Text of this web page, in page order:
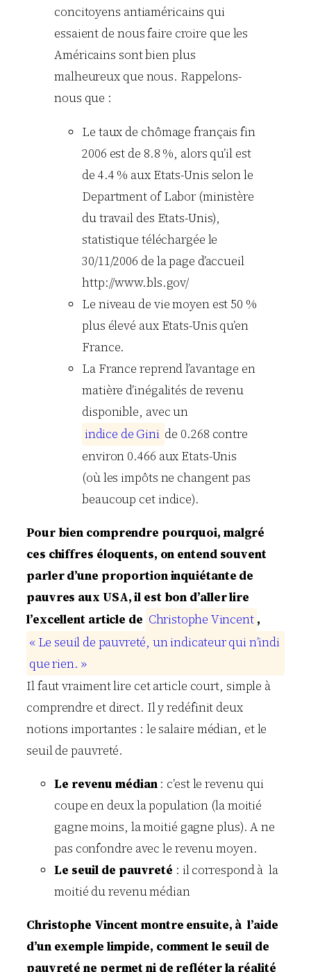
concitoyens antiaméricains qui
essaient de nous faire croire que les
Américains sont bien plus
malheureux que nous. Rappelons-
nous que :
Le taux de chômage français fin
2006 est de 8.8 %, alors qu’il est
de 4.4 % aux Etats-Unis selon le
Department of Labor (ministère
du travail des Etats-Unis),
statistique téléchargée le
30/11/2006 de la page d’accueil
http://www.bls.gov/
Le niveau de vie moyen est 50 %
plus élevé aux Etats-Unis qu’en
France.
La France reprend l’avantage en
matière d’inégalités de revenu
disponible, avec un
indice de Gini de 0.268 contre
environ 0.466 aux Etats-Unis
(où les impôts ne changent pas
beaucoup cet indice).
Pour bien comprendre pourquoi, malgré
ces chiffres éloquents, on entend souvent
parler d’une proportion inquiétante de
pauvres aux USA, il est bon d’aller lire
l’excellent article de Christophe Vincent ,
« Le seuil de pauvreté, unindicateurquin’indi
querien. »
Il faut vraiment lire cet article court, simple à
comprendre et direct. Il y redéfinit deux
notions importantes : le salaire médian, et le
seuil de pauvreté.
Le revenu médian: c’est le revenu qui
coupe en deux la population (la moitié
gagne moins, la moitié gagne plus). A ne
pas confondre avec le revenu moyen.
Le seuil de pauvreté : il correspond à la
moitié du revenu médian
Christophe Vincent montre ensuite, à l’aide
d’un exemple limpide, comment le seuil de
pauvreté ne permet ni de refléter la réalité